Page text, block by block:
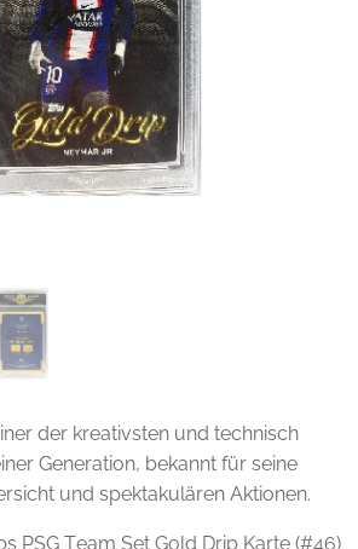
der kreativsten und technisch
Generation, bekannt für seine
und spektakulären Aktionen.
PSG Team Set Gold Drip Karte (#46)